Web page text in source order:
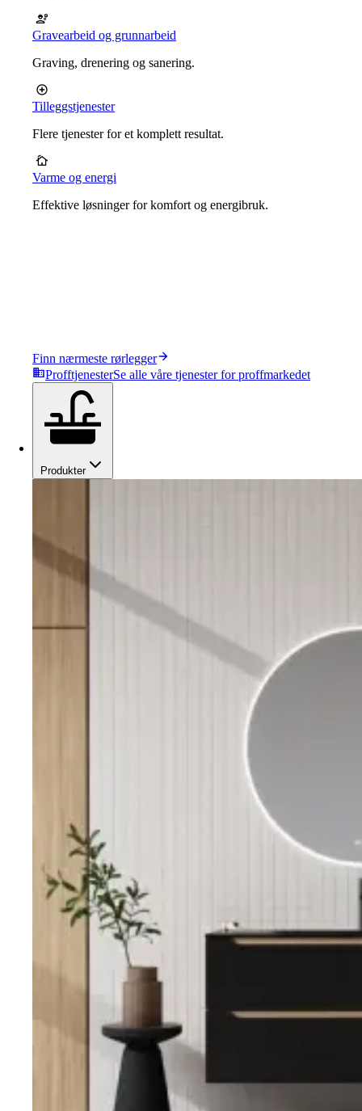
Gravearbeid og grunnarbeid
Graving, drenering og sanering.
Tilleggstjenester
Flere tjenester for et komplett resultat.
Varme og energi
Effektive løsninger for komfort og energibruk.
Finn nærmeste rørlegger
ProfftjenesterSe alle våre tjenester for proffmarkedet
Produkter